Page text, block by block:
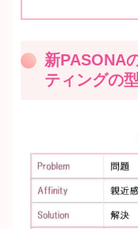
新PASONA
ティングの型